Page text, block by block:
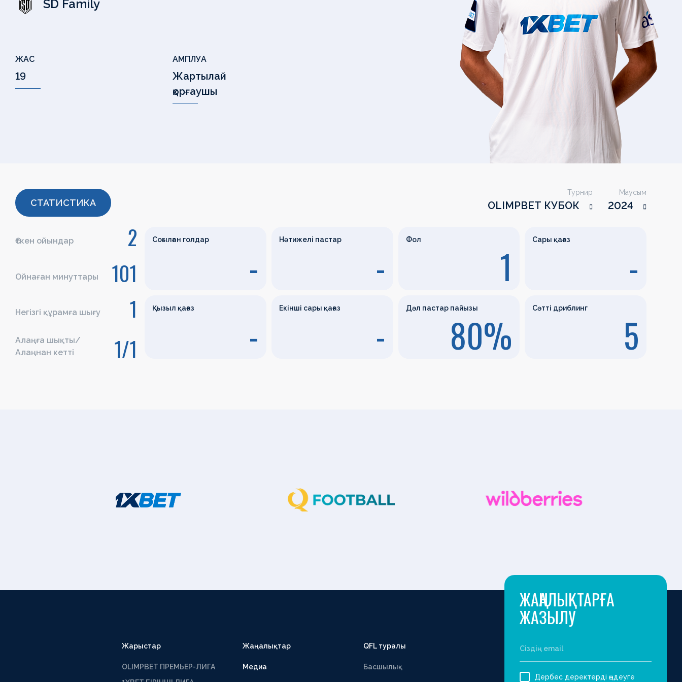
SD Family
ЖАС
19
АМПЛУА
Жартылай
қорғаушы
СТАТИСТИКА
Турнир
OLIMPBET КУБОК
Маусым
2024
Өткен ойындар 2
Ойнаған минуттары 101
Негізгі құрамға шығу 1
Алаңға шықты/
Алаңнан кетті
1/1
Соғылған голдар
-
Нәтижелі пастар
-
Фол
1
Сары қағаз
-
Қызыл қағаз
-
Екінші сары қағаз
-
Дәл пастар пайызы
80%
Сәтті дриблинг
5
Жарыстар
OLIMPBET ПРЕМЬЕР-ЛИГА
Жаңалықтар
Медиа
QFL туралы
Басшылық
ЖАҢАЛЫҚТАРҒА
ЖАЗЫЛУ
Дербес деректерді өңдеуге